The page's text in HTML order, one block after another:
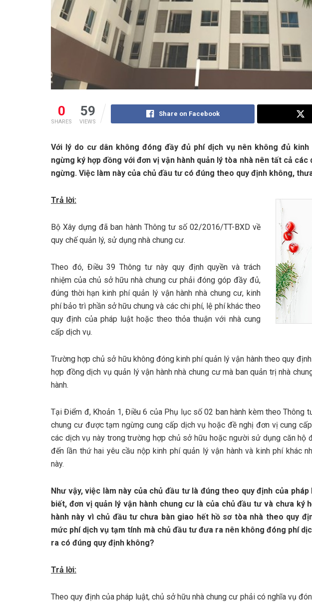
0
SHARES
59
VIEWS
Share on Facebook
Với lý do cư dân không đóng đầy đủ phí dịch vụ nên không đủ
ngừng ký hợp đồng với đơn vị vận hành quản lý tòa nhà nên tất cả
ngừng. Việc làm này của chủ đầu tư có đúng theo quy định không,
Trả lời:
Bộ Xây dựng đã ban hành Thông tư số 02/2016/TT-BXD về
quy chế quản lý, sử dụng nhà chung cư.
Theo đó, Điều 39 Thông tư này quy định quyền và trách
nhiệm của chủ sở hữu nhà chung cư phải đóng góp đầy đủ,
đúng thời hạn kinh phí quản lý vận hành nhà chung cư, kinh
phí bảo trì phần sở hữu chung và các chi phí, lệ phí khác theo
quy định của pháp luật hoặc theo thỏa thuận với nhà cung
cấp dịch vụ.
Trường hợp chủ sở hữu không đóng kinh phí quản lý vận hành theo quy
hợp đồng dịch vụ quản lý vận hành nhà chung cư mà ban quản trị nhà
hành.
Tại Điểm đ, Khoản 1, Điều 6 của Phụ lục số 02 ban hành kèm theo Thông
chung cư được tạm ngừng cung cấp dịch vụ hoặc đề nghị đơn vị cung
các dịch vụ này trong trường hợp chủ sở hữu hoặc người sử dụng căn hộ
đến lần thứ hai yêu cầu nộp kinh phí quản lý vận hành và kinh phí khác
này.
Như vậy, việc làm này của chủ đầu tư là đúng theo quy định của
biết, đơn vị quản lý vận hành chung cư là của chủ đầu tư và chưa ký
hành này vì chủ đầu tư chưa bàn giao hết hồ sơ tòa nhà theo quy
mức phí dịch vụ tạm tính mà chủ đầu tư đưa ra nên không đóng phí
ra có đúng quy định không?
Trả lời:
Theo quy định của pháp luật, chủ sở hữu nhà chung cư phải có nghĩa vụ